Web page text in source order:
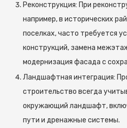
Реконструкция: При
например, в исторических
поселках, часто требуется
конструкций, замена
модернизация фасада с
Ландшафтная интеграция:
строительство всегда
окружающий ландшафт,
пути и дренажные системы.